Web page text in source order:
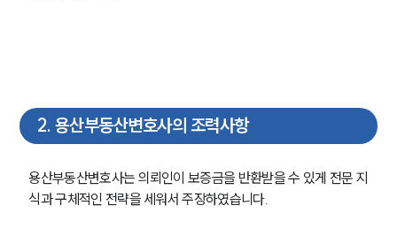
2. 용산부동산변호사의 조력사항
용산부동산변호사는 의뢰인이 보증금을 반환받을 수 있게 전문 지
식과 구체적인 전략을 세워서 주장하였습니다.